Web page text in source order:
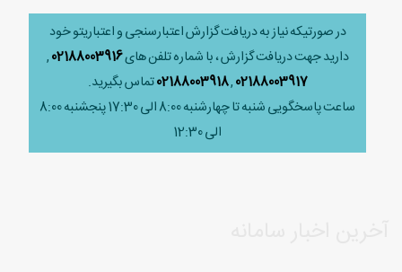
در صورتیکه نیاز به دریافت گزارش اعتبارسنجی و اعتباریتو خود
دارید جهت دریافت گزارش ، با شماره تلفن های02188003916
,
02188003917
,
02188003918تماس بگیرید.
ساعت پاسخگویی شنبه تا چهارشنبه 8:00 الی 17:30 پنجشنبه 8:00
الی 12:30